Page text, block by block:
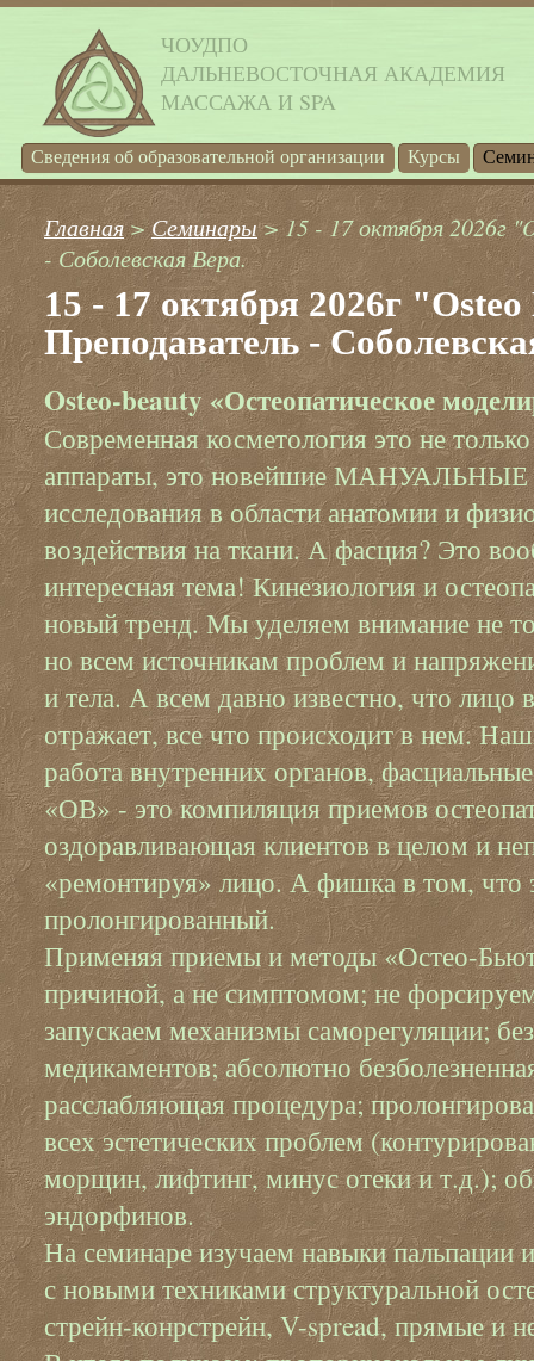
ЧОУДПО
ДАЛЬНЕВОСТОЧНАЯ АКАДЕМИЯ
МАССАЖА И SPA
Cведения об образовательной организации Курсы
Главная>Семинары> 15 - 17 октября 2026г
- Соболевская Вера.
15 - 17 октября 2026г
Преподаватель -
Osteo-beauty «Остеопатическое
‌‌Современная косметология это не
аппараты, это новейшие МАНУАЛЬНЫЕ
исследования в области анатомии и
воздействия на ткани. А фасция? Это
интересная тема! Кинезиология и
новый тренд. Мы уделяем внимание не
но всем источникам проблем и
и тела. А всем давно известно, что лицо
отражает, все что происходит в нем.
работа внутренних органов,
«ОВ» - это компиляция приемов
оздоравливающая клиентов в целом и
«ремонтируя» лицо. А фишка в том, что
пролонгированный.
Применяя приемы и методы «Остео-
причиной, а не симптомом; не
запускаем механизмы саморегуляции;
медикаментов; абсолютно
расслабляющая процедура;
всех эстетических проблем
морщин, лифтинг, минус отеки и т.д.);
эндорфинов.
На семинаре изучаем навыки пальпации
с новыми техниками структуральной
стрейн-конрстрейн, V-spread, прямые и